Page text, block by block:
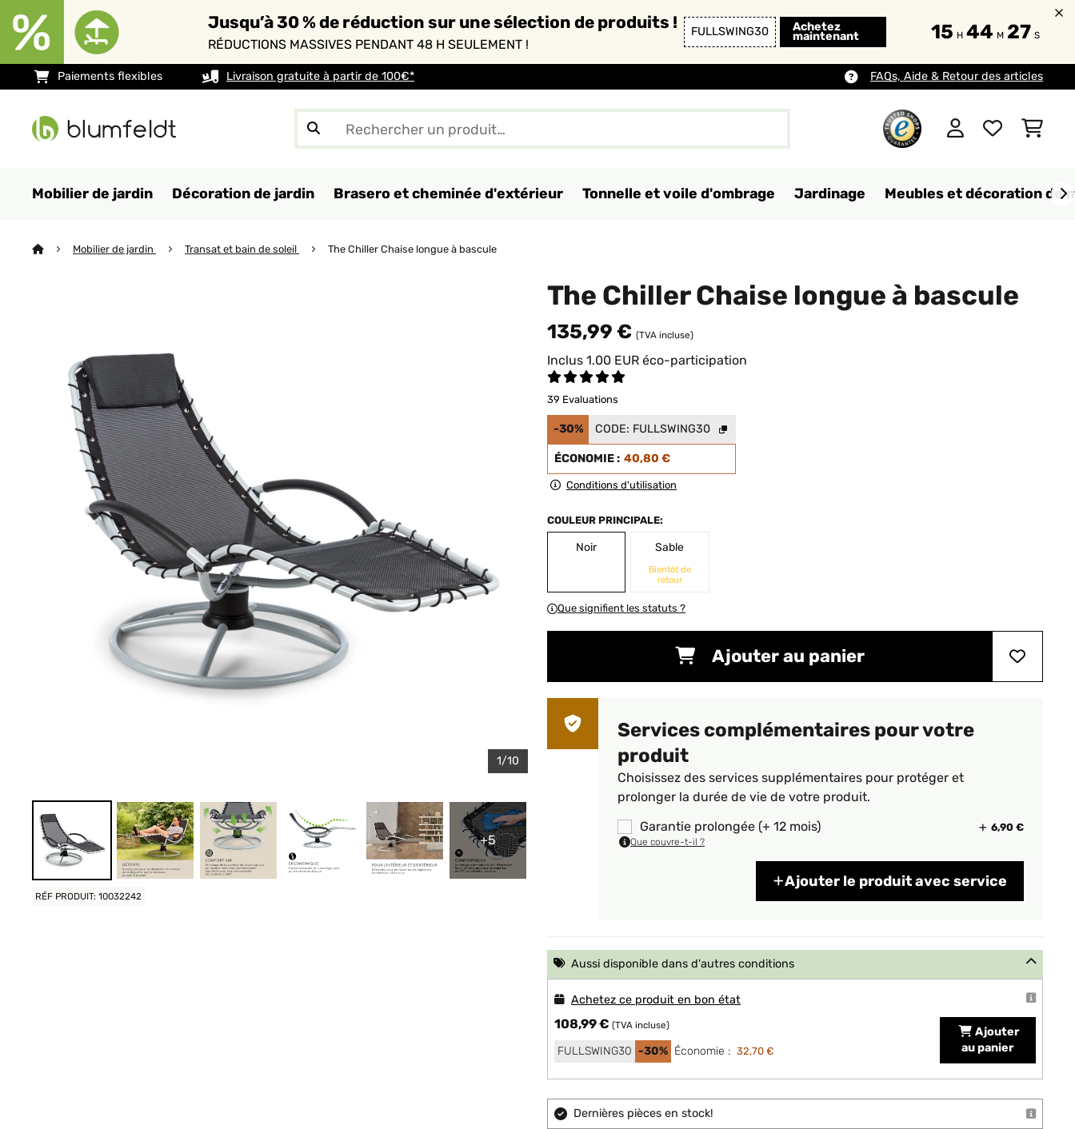
Jusqu’à 30 % de réduction sur une sélection de produits !
RÉDUCTIONS MASSIVES PENDANT 48 H SEULEMENT !
FULLSWING30 Achetez
maintenant 15 H 44 M 25 S
Paiements flexibles Livraison gratuite à partir de 100€* FAQs, Aide & Retour des articles
Mobilier de jardin Décoration de jardin Brasero et cheminée d'extérieur Tonnelle et voile d'ombrage Jardinage Meubles et décoration de
Mobilier de jardin Transat et bain de soleil The Chiller Chaise longue à bascule
1/10
+5
RÉF PRODUIT: 10032242
The Chiller Chaise longue à bascule
135,99 € (TVA incluse)
Inclus 1.00 EUR éco-participation
39 Evaluations
-30% CODE: FULLSWING30
ÉCONOMIE : 40,80 €
Conditions d'utilisation
COULEUR PRINCIPALE:
Noir Sable
Bientôt de
retour
Que signifient les statuts ?
Ajouter au panier
Services complémentaires pour votre
produit
Choisissez des services supplémentaires pour protéger et
prolonger la durée de vie de votre produit.
Garantie prolongée (+ 12 mois)
6,90 €
Que couvre-t-il ?
Ajouter le produit avec service
Aussi disponible dans d'autres conditions
Achetez ce produit en bon état
108,99 € (TVA incluse)
FULLSWING30 -30% Économie : 32,70 €
Ajouter
au panier
Dernières pièces en stock!